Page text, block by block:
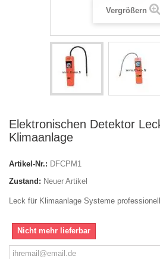
Vergrößern
Elektronischen Detektor
Klimaanlage
Artikel-Nr.: DFCPM1
Zustand: Neuer Artikel
Leck für Klimaanlage Systeme
Nicht mehr lieferbar